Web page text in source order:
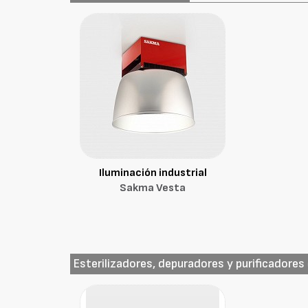
Iluminación industrial
Sakma Vesta
Esterilizadores, depuradores y purificadores